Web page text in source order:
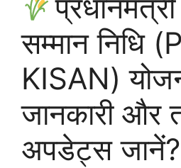
सम्मान निधि
KISAN)
जानकारी और
अपडेट्स जानें?